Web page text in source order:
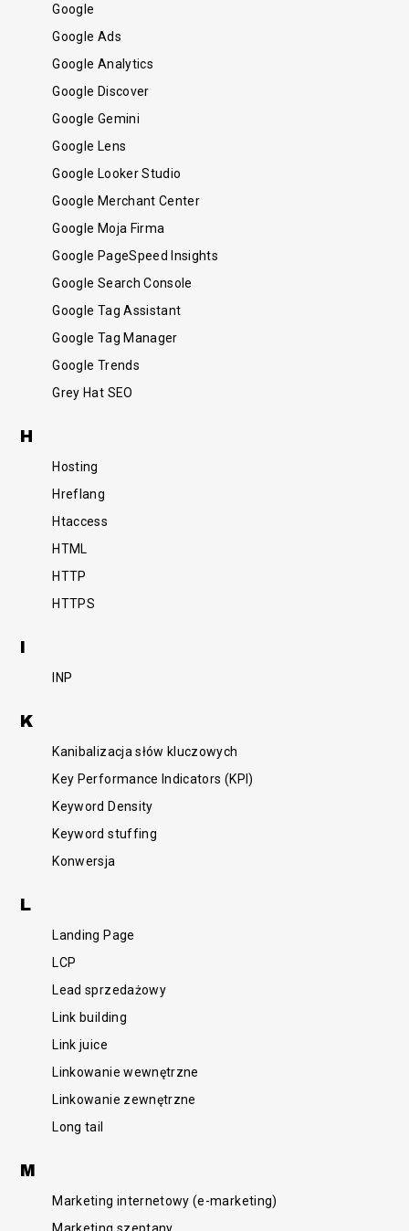
Google
Google Ads
Google Analytics
Google Discover
Google Gemini
Google Lens
Google Looker Studio
Google Merchant Center
Google Moja Firma
Google PageSpeed Insights
Google Search Console
Google Tag Assistant
Google Tag Manager
Google Trends
Grey Hat SEO
H
Hosting
Hreflang
Htaccess
HTML
HTTP
HTTPS
I
INP
K
Kanibalizacja słów kluczowych
Key Performance Indicators (KPI)
Keyword Density
Keyword stuffing
Konwersja
L
Landing Page
LCP
Lead sprzedażowy
Link building
Link juice
Linkowanie wewnętrzne
Linkowanie zewnętrzne
Long tail
M
Marketing internetowy (e-marketing)